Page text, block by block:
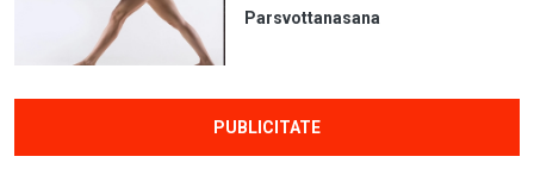
Parsvottanasana
PUBLICITATE